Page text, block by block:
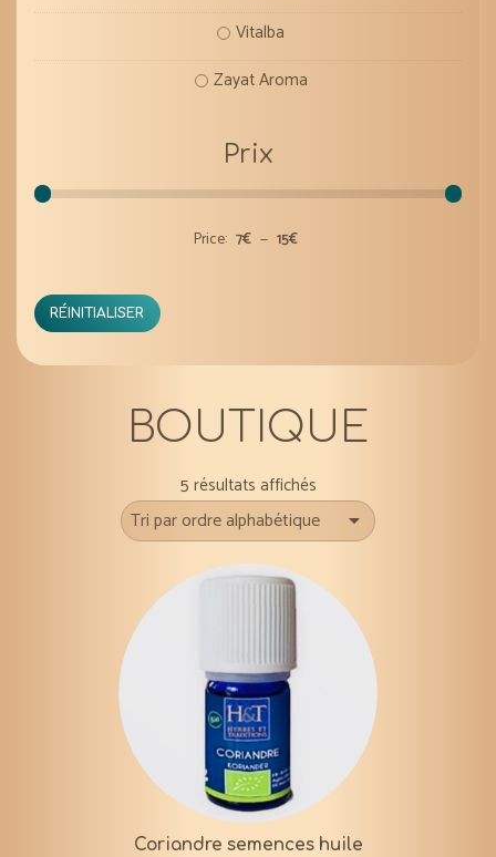
Vitalba
Zayat Aroma
Prix
Price: 7€ — 15€
RÉINITIALISER
BOUTIQUE
5 résultats affichés
Coriandre semences huile